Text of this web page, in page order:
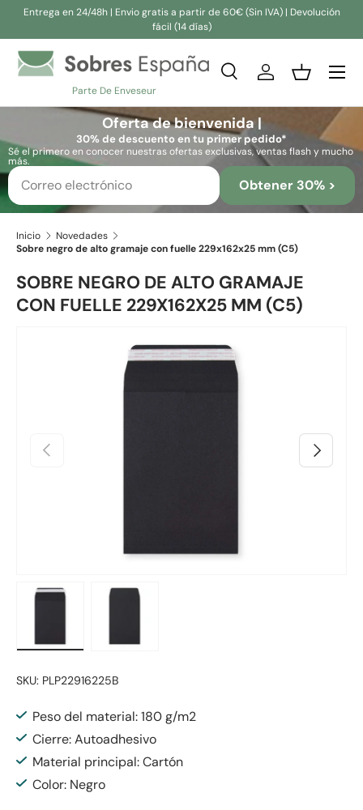
Entrega en 24/48h | Envio gratis a partir de 60€ (Sin IVA) | Devolución
fácil (14 días)
Parte De Enveseur
Buscar
Buscar
BuscarIniciar sesión
Cesta
Oferta de bienvenida |
30% de descuento en tu primer pedido*
Sé el primero en conocer nuestras ofertas exclusivas, ventas flash y mucho
más.
Obtener 30% >
Inicio
Novedades
Sobre negro de alto gramaje con fuelle 229x162x25 mm (C5)
SOBRE NEGRO DE ALTO GRAMAJE
CON FUELLE 229X162X25 MM (C5)
Ir directamente a la información del producto
Anterior Siguiente
SKU: PLP22916225B
Peso del material: 180 g/m2
Cierre: Autoadhesivo
Material principal: Cartón
Color: Negro